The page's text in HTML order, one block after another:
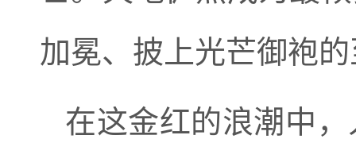
加冕、披上光芒御袍
在这金红的浪潮中